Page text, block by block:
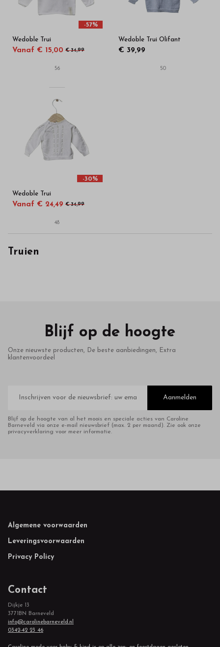
-57%
Wedoble Trui
Vanaf € 15,00 € 34,99
56
Wedoble Trui Olifant
€ 39,99
50
-30%
Wedoble Trui
Vanaf € 24,49 € 34,99
48
Truien
Blijf op de hoogte
Onze nieuwste producten, De beste aanbiedingen, Extra
klantenvoordeel
mailadres
Aanmelden
Blijf op de hoogte van al het moois en speciale acties van Caroline
Barneveld via onze e-mail nieuwsbrief (max. 2 per maand). Zie ook onze
privacyverklaring voor meer informatie.
Footer
Algemene voorwaarden
Leveringsvoorwaarden
Privacy Policy
Contact
Dijkje 13
3771BN Barneveld
info@carolinebarneveld.nl
0342-42 23 46